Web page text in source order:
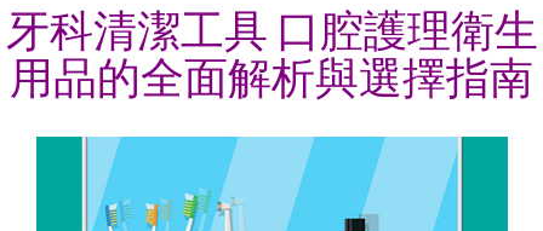
牙科清潔工具 口腔護理衛生
用品的全面解析與選擇指南